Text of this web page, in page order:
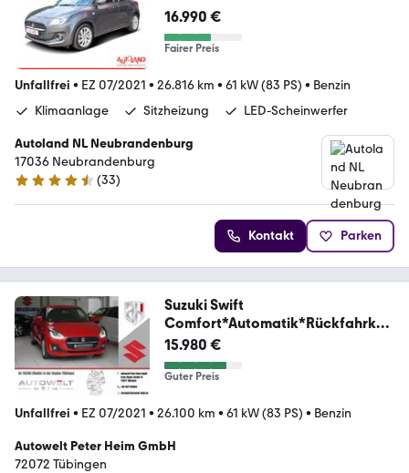
16.990 €
Fairer Preis
Unfallfrei • EZ 07/2021 • 26.816 km • 61 kW (83 PS) • Benzin
Klimaanlage
Sitzheizung LED-Scheinwerfer
Autoland NL Neubrandenburg
17036 Neubrandenburg
4.6 Sterne
(33)
Kontakt Parken
Suzuki Swift
Comfort*Automatik*Rückfahrka
mera* Garantie
15.980 €
Guter Preis
Unfallfrei • EZ 07/2021 • 26.100 km • 61 kW (83 PS) • Benzin
Autowelt Peter Heim GmbH
72072 Tübingen